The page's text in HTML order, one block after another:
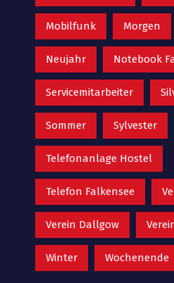
Mobilfunk Morgen
Neujahr Notebook
Servicemitarbeiter
Sommer Sylvester
Telefonanlage Hostel
Telefon Falkensee
Verein Dallgow
Winter Wochenende